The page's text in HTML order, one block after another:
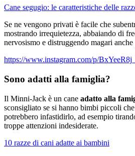
Cane segugio: le caratteristiche delle
Se ne vengono privati è facile che
mostrando irrequietezza, abbaiando di
nervosismo e distruggendo magari
https://www.instagram.com/p/
Sono adatti alla famiglia?
Il Minni-Jack è un cane adatto alla
sconsigliato se si hanno bimbi piccoli
potrebbero infastidirlo, ad esempio
troppe attenzioni indesiderate.
10 razze di cani adatte ai bambini